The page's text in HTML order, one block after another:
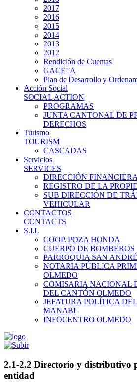
2017
2016
2015
2014
2013
2012
Rendición de Cuentas
GACETA
Plan de Desarrollo y
Acción Social
SOCIAL ACTION
PROGRAMAS
JUNTA CANTONAL DE
DERECHOS
Turismo
TOURISM
CASCADAS
Servicios
SERVICES
DIRECCIÓN FINANCIERA
REGISTRO DE LA
SUB DIRECCIÓN DE
VEHICULAR
CONTACTOS
CONTACTS
S.I.L
COOP. POZA HONDA
CUERPO DE BOMBEROS
PARROQUIA SAN
NOTARIA PÚBLICA
OLMEDO
COMISARIA NACIONAL
DEL CANTÓN OLMEDO
JEFATURA POLÍTICA
MANABI
INFOCENTRO OLMEDO
2.1-2.2 Directorio y distributivo
entidad